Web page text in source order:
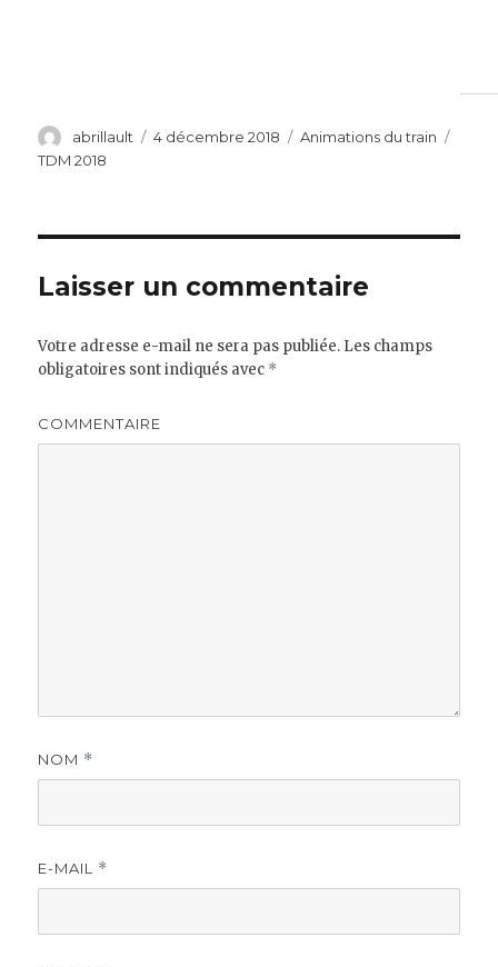
Auteur
abrillault
Publié
4 décembre 2018 Catégories
Animations du train
TDM 2018
Laisser un commentaire
Votre adresse e-mail ne sera pas publiée. Les champs
obligatoires sont indiqués avec *
COMMENTAIRE
NOM *
E-MAIL *